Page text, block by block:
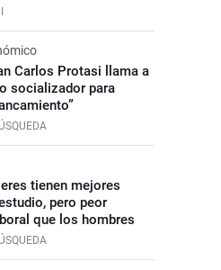
Carlos Protasi llama a
socializador para
tienen mejores
pero peor
que los hombres